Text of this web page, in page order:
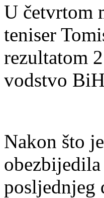
U četvrtom
teniser
rezultatom
vodstvo
Nakon što
posljednjeg